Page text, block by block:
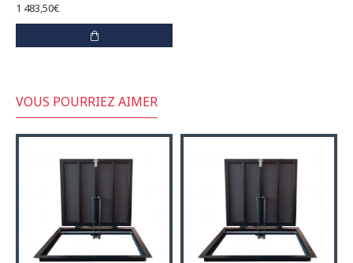
1 483,50€
VOUS POURRIEZ AIMER